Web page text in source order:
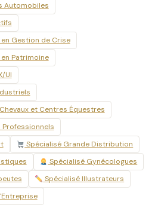
Automobiles
Gestion de Crise
Patrimoine
UI
et Centres Équestres
Spécialisé Grande Distribution
Spécialisé Gynécologues
Spécialisé Illustrateurs